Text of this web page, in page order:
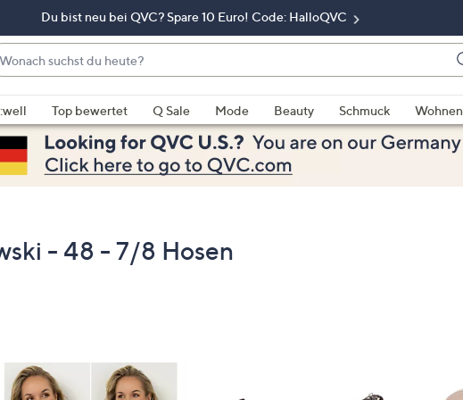
Du bist neu bei QVC? Spare 10 Euro! Code: HalloQVC
Top bewertet Q Sale Mode Beauty Schmuck Wohnen
- 48 - 7/8 Hosen